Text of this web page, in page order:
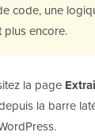
code, une
plus encore.
la page
la barre